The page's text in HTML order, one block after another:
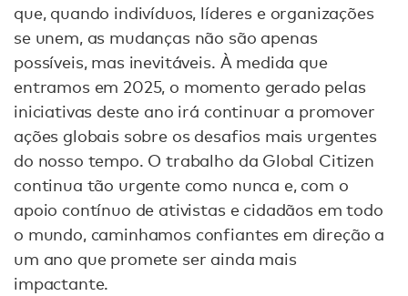
que, quando indivíduos, líderes e organizações
se unem, as mudanças não são apenas
possíveis, mas inevitáveis. À medida que
entramos em 2025, o momento gerado pelas
iniciativas deste ano irá continuar a promover
ações globais sobre os desafios mais urgentes
do nosso tempo. O trabalho da Global Citizen
continua tão urgente como nunca e, com o
apoio contínuo de ativistas e cidadãos em todo
o mundo, caminhamos confiantes em direção a
um ano que promete ser ainda mais
impactante.